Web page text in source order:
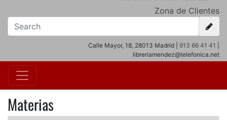
Zona de Clientes
Calle Mayor, 18, 28013 Madrid | 913 66 41 41
libreriamendez@telefonica.net
Materias